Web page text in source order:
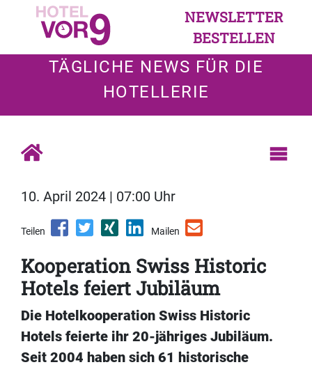
NEWSLETTER
BESTELLEN
TÄGLICHE NEWS FÜR DIE
HOTELLERIE
10. April 2024 | 07:00 Uhr
Teilen Mailen
Kooperation Swiss Historic
Hotels feiert Jubiläum
Die Hotelkooperation Swiss Historic
Hotels feierte ihr 20-jähriges Jubiläum.
Seit 2004 haben sich 61 historische